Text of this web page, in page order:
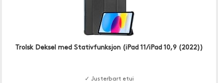
Trolsk Deksel med Stativfunksjon (iPad 11/iPad 10,9 (2022))
✓ Justerbart etui